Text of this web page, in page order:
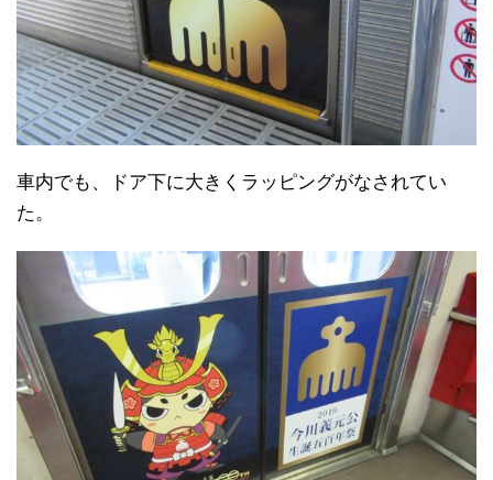
車内でも、ドア下に大きくラッピングがなされてい
た。